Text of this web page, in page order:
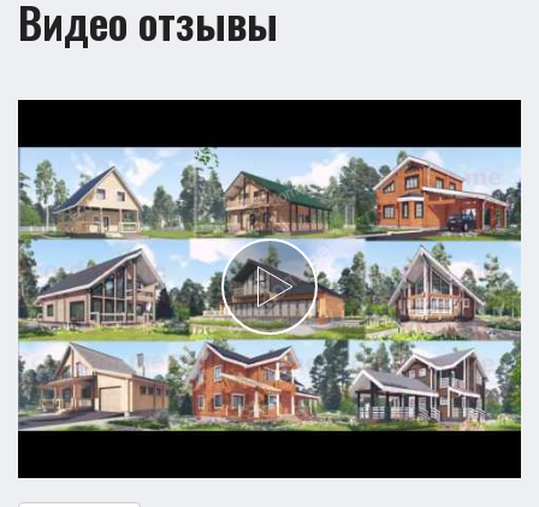
Видео отзывы